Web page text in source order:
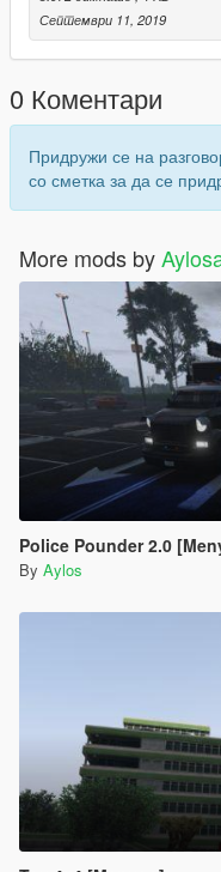
Септември 11, 2019
0 Коментари
Придружи се на
со сметка за да се
More mods by
Police Pounder 2.0
By Aylos